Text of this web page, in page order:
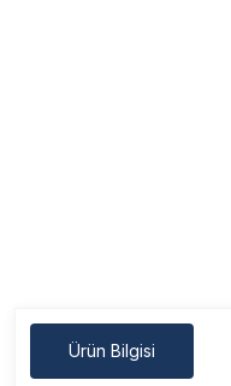
Ürün Bilgisi